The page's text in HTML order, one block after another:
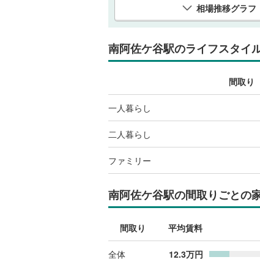
相場推移グラフ
南阿佐ケ谷駅のライフスタイ
間取り
一人暮らし
二人暮らし
ファミリー
南阿佐ケ谷駅の間取りごとの
間取り 平均賃料
全体 12.3万円